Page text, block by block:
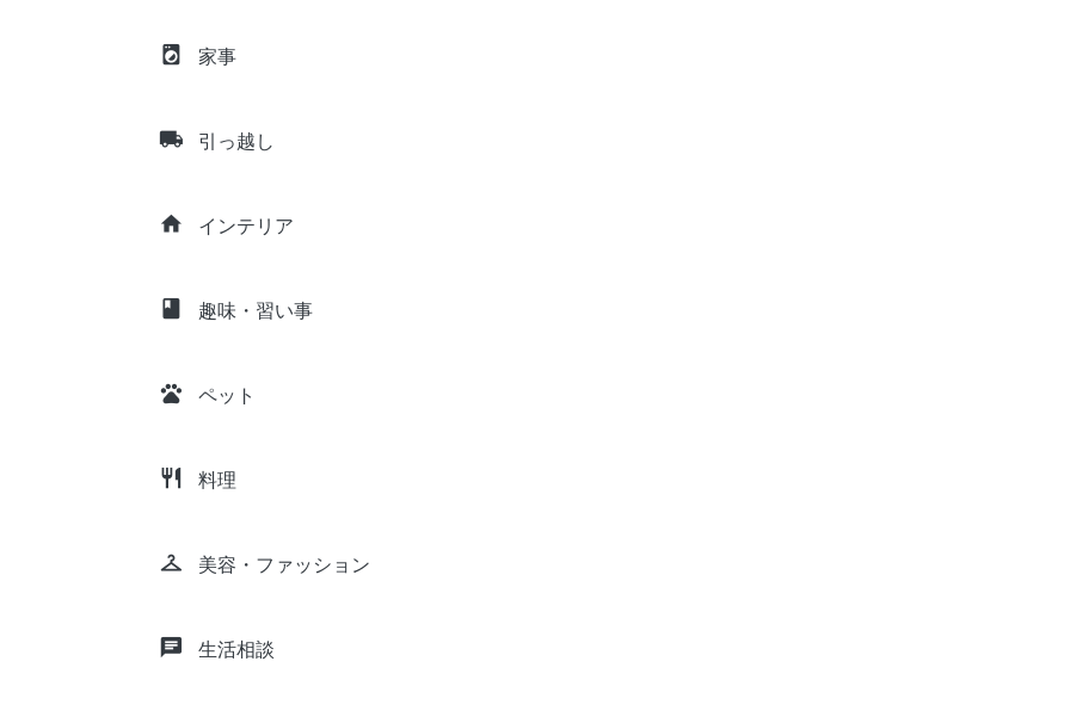
local_laundry_service 家事
local_shipping 引っ越し
home インテリア
class 趣味・習い事
pets ペット
restaurant 料理
checkroom 美容・ファッション
chat 生活相談